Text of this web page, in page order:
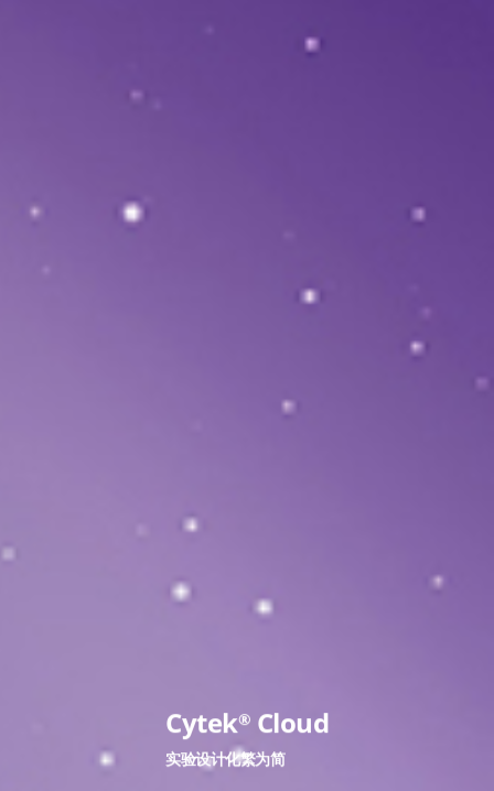
Cytek® Cloud
实验设计化繁为简